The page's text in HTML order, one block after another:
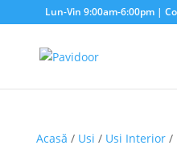
Lun-Vin 9:00am-6:00pm |
Acasă / Usi / Usi Interior/